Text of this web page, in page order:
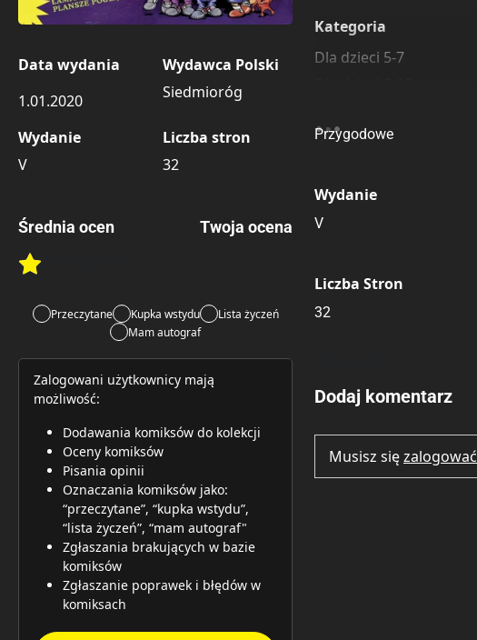
Data wydania
1.01.2020
Wydawca Polski
Siedmioróg
Wydanie
V
Liczba stron
32
Średnia ocen
Rate this item: Submit Rating
Twoja ocena
Przeczytane Kupka wstydu
Lista życzeń
Mam autograf
Zalogowani użytkownicy mają
możliwość:
Dodawania komiksów do kolekcji
Oceny komiksów
Pisania opinii
Oznaczania komiksów jako:
“przeczytane”, “kupka wstydu”,
“lista życzeń”, “mam autograf"
Zgłaszania brakujących w bazie
komiksów
Zgłaszanie poprawek i błędów w
komiksach
Kategoria
Dla dzieci 5-7
Przygodowe
Wydanie
V
Liczba Stron
32
Dodaj komentarz
Musisz sięzalogować